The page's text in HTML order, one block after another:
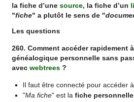
la fiche d’unesource, la fiche d’un
"fiche" a plutôt le sens de "
Les questions
260. Comment accéder rapidement
généalogique personnelle sans
avecwebtrees ?
Il faut être connecté pour accéder
"Ma fiche" est la fiche personnelle